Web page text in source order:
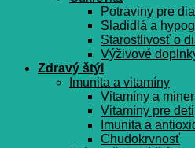
Potraviny pre
Sladidlá a
Starostlivosť o
Výživové
Zdravý štýl
Imunita a vitamíny
Vitamíny a
Vitamíny pre deti
Imunita a
Chudokrvnosť